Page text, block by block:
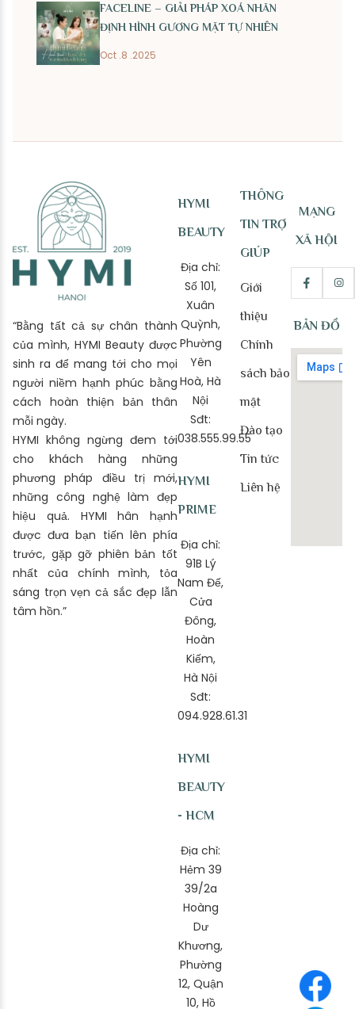
FACELINE – GIẢI PHÁP XOÁ NHĂN
ĐỊNH HÌNH GƯƠNG MẶT TỰ NHIÊN
Oct .8 .2025
“Bằng tất cả sự chân thành
của mình, HYMI Beauty được
sinh ra để mang tới cho mọi
người niềm hạnh phúc bằng
cách hoàn thiện bản thân
mỗi ngày.
HYMI không ngừng đem tới
cho khách hàng những
phương pháp điều trị mới,
những công nghệ làm đẹp
hiệu quả. HYMI hân hạnh
được đưa bạn tiến lên phía
trước, gặp gỡ phiên bản tốt
nhất của chính mình, tỏa
sáng trọn vẹn cả sắc đẹp lẫn
tâm hồn.”
HYMI
BEAUTY
Địa chỉ:
Số 101,
Xuân
Quỳnh,
Phường
Yên
Hoà, Hà
Nội
Sđt:
038.555.99.55
HYMI
PRIME
Địa chỉ:
91B Lý
Nam Đế,
Cửa
Đông,
Hoàn
Kiếm,
Hà Nội
Sđt:
094.928.61.31
HYMI
BEAUTY
- HCM
Địa chỉ:
Hẻm 39
39/2a
Hoàng
Dư
Khương,
Phường
12, Quận
10, Hồ
THÔNG
TIN TRỢ
GIÚP
Giới
thiệu
Chính
sách bảo
mật
Đào tạo
Tin tức
Liên hệ
MẠNG
XÃ HỘI
BẢN ĐỒ